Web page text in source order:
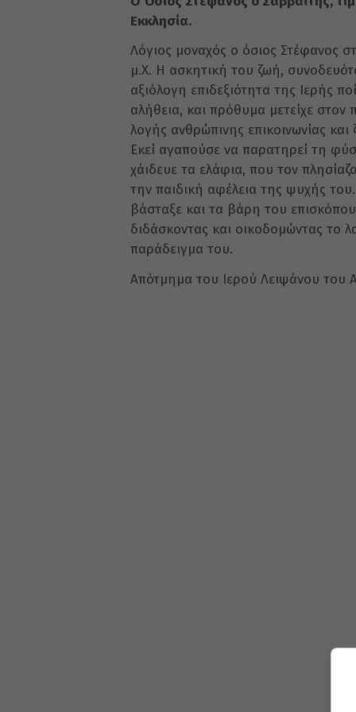
Εκκλησία.
Λόγιος μοναχός ο όσιος Στέφανος
μ.Χ. Η ασκητική του ζωή,
αξιόλογη επιδεξιότητα της Ιερής
αλήθεια, και πρόθυμα μετείχε
λογής ανθρώπινης επικοινωνίας
Εκεί αγαπούσε να παρατηρεί τη
χάιδευε τα ελάφια, που τον
την παιδική αφέλεια της ψυχής
βάσταξε και τα βάρη του
διδάσκοντας και οικοδομώντας το
παράδειγμα του.
Απότμημα του Ιερού Λειψάνου του